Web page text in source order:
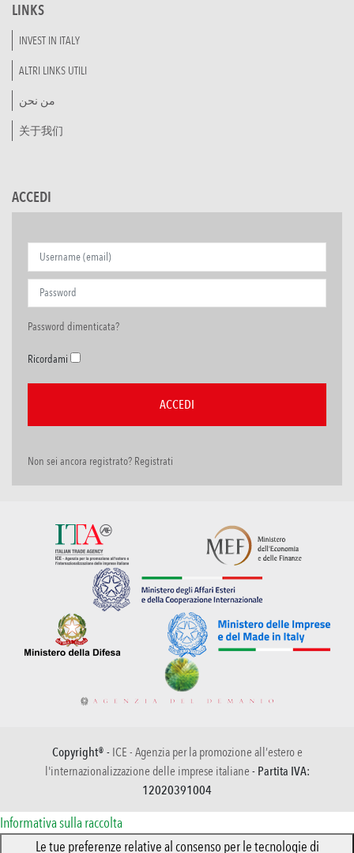
LINKS
INVEST IN ITALY
ALTRI LINKS UTILI
من نحن
关于我们
ACCEDI
Password dimenticata?
Ricordami
Non sei ancora registrato? Registrati
Copyright® - ICE - Agenzia per la promozione all’estero e
l'internazionalizzazione delle imprese italiane - Partita IVA:
12020391004
Informativa sulla raccolta
Le tue preferenze relative al consenso per le tecnologie di